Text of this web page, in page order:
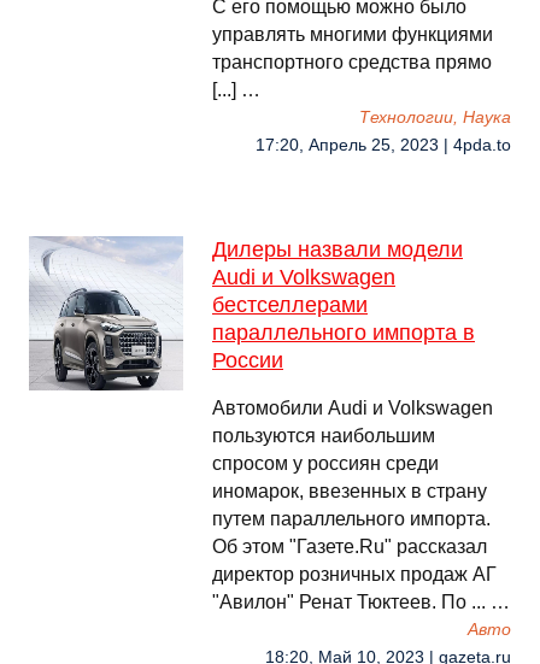
С его помощью можно было
управлять многими функциями
транспортного средства прямо
[...] …
Технологии, Наука
17:20, Апрель 25, 2023 | 4pda.to
Дилеры назвали модели
Audi и Volkswagen
бестселлерами
параллельного импорта в
России
Автомобили Audi и Volkswagen
пользуются наибольшим
спросом у россиян среди
иномарок, ввезенных в страну
путем параллельного импорта.
Об этом "Газете.Ru" рассказал
директор розничных продаж АГ
"Авилон" Ренат Тюктеев. По ... …
Авто
18:20, Май 10, 2023 | gazeta.ru